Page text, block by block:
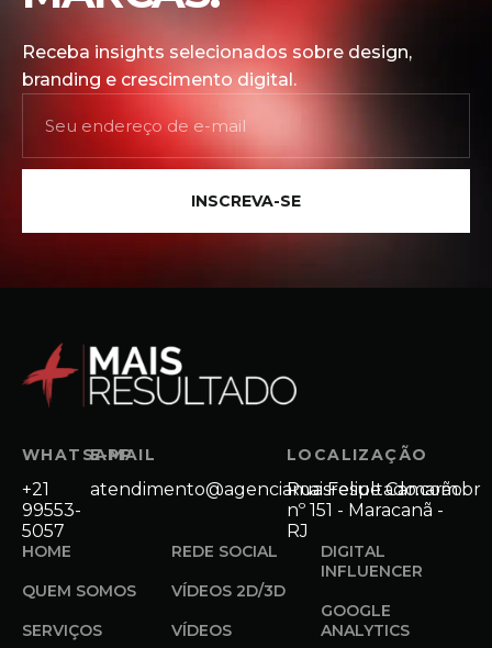
Receba insights selecionados sobre design,
branding e crescimento digital.
INSCREVA-SE
WHATSAPP
+21
99553-
5057
E-MAIL
atendimento@agenciamaisresultado.com.br
LOCALIZAÇÃO
Rua Felipe Camarão
nº 151 - Maracanã -
RJ
HOME
QUEM SOMOS
SERVIÇOS
REDE SOCIAL
VÍDEOS 2D/3D
VÍDEOS
DIGITAL
INFLUENCER
GOOGLE
ANALYTICS